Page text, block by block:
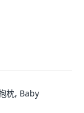
枕, Baby